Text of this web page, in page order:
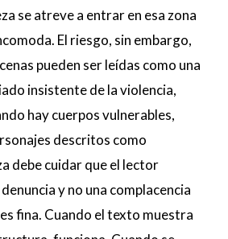
se atreve a entrar en esa zona
El riesgo, sin embargo,
pueden ser leídas como una
insistente de la violencia,
hay cuerpos vulnerables,
descritos como
debe cuidar que el lector
y no una complacencia
fina. Cuando el texto muestra